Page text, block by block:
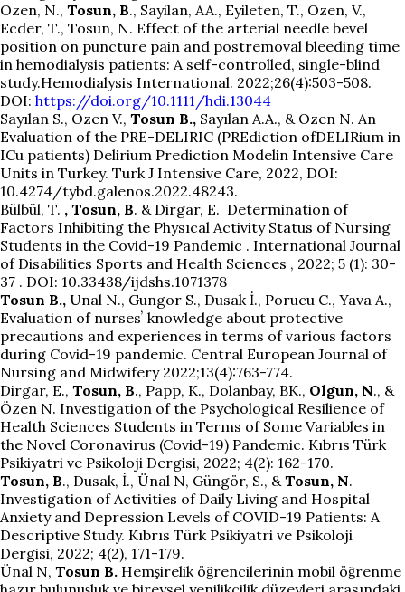
Ozen, N., Tosun, B., Sayilan, AA., Eyileten, T., Ozen, V.,
Ecder, T., Tosun, N. Effect of the arterial needle bevel
position on puncture pain and postremoval bleeding time
in hemodialysis patients: A self-controlled, single-blind
study.Hemodialysis International. 2022;26(4):503-508.
DOI: https://doi.org/10.1111/hdi.13044
Sayılan S., Ozen V., Tosun B., Sayılan A.A., & Ozen N. An
Evaluation of the PRE-DELIRIC (PREdiction ofDELIRium in
ICu patients) Delirium Prediction Modelin Intensive Care
Units in Turkey. Turk J Intensive Care, 2022, DOI:
10.4274/tybd.galenos.2022.48243.
Bülbül, T. , Tosun, B. & Dirgar, E. Determination of
Factors Inhibiting the Physıcal Activity Status of Nursing
Students in the Covid-19 Pandemic . International Journal
of Disabilities Sports and Health Sciences , 2022; 5 (1): 30-
37 . DOI: 10.33438/ijdshs.1071378
Tosun B., Unal N., Gungor S., Dusak İ., Porucu C., Yava A.,
Evaluation of nursesʼ knowledge about protective
precautions and experiences in terms of various factors
during Covid-19 pandemic. Central European Journal of
Nursing and Midwifery 2022;13(4):763-774.
Dirgar, E., Tosun, B., Papp, K., Dolanbay, BK., Olgun, N., &
Özen N. Investigation of the Psychological Resilience of
Health Sciences Students in Terms of Some Variables in
the Novel Coronavirus (Covid-19) Pandemic. Kıbrıs Türk
Psikiyatri ve Psikoloji Dergisi, 2022; 4(2): 162-170.
Tosun, B., Dusak, İ., Ünal N, Güngör, S., &Tosun, N.
Investigation of Activities of Daily Living and Hospital
Anxiety and Depression Levels of COVID-19 Patients: A
Descriptive Study. Kıbrıs Türk Psikiyatri ve Psikoloji
Dergisi, 2022; 4(2), 171-179.
Ünal N, Tosun B. Hemşirelik öğrencilerinin mobil öğrenme